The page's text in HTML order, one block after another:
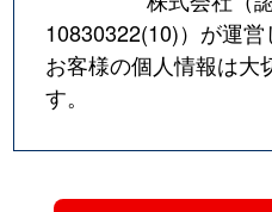
10830322(10)）が運営
お客様の個人情報は大
す。